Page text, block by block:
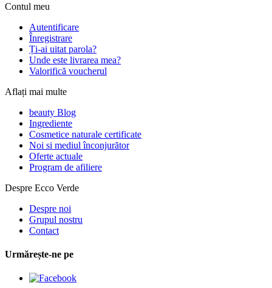
Contul meu
Autentificare
Înregistrare
Ți-ai uitat parola?
Unde este livrarea mea?
Valorifică voucherul
Aflați mai multe
beauty Blog
Ingrediente
Cosmetice naturale certificate
Noi si mediul înconjurător
Oferte actuale
Program de afiliere
Despre Ecco Verde
Despre noi
Grupul nostru
Contact
Urmărește-ne pe